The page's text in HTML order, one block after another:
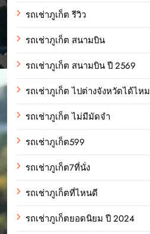
รถเช่าภูเก็ต รีวิว
รถเช่าภูเก็ต สนามบิน
รถเช่าภูเก็ต สนามบิน ปี 2569
รถเช่าภูเก็ต ไปต่างจังหวัดได้ไหม
รถเช่าภูเก็ต ไม่มีมัดจำ
รถเช่าภูเก็ต599
รถเช่าภูเก็ต7ที่นั่ง
รถเช่าภูเก็ตที่ไหนดี
รถเช่าภูเก็ตยอดนิยม ปี 2024